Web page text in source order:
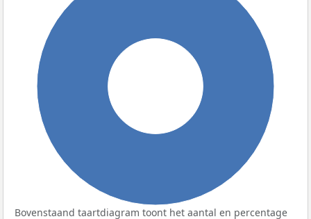
Bovenstaand taartdiagram toont het aantal en percentage